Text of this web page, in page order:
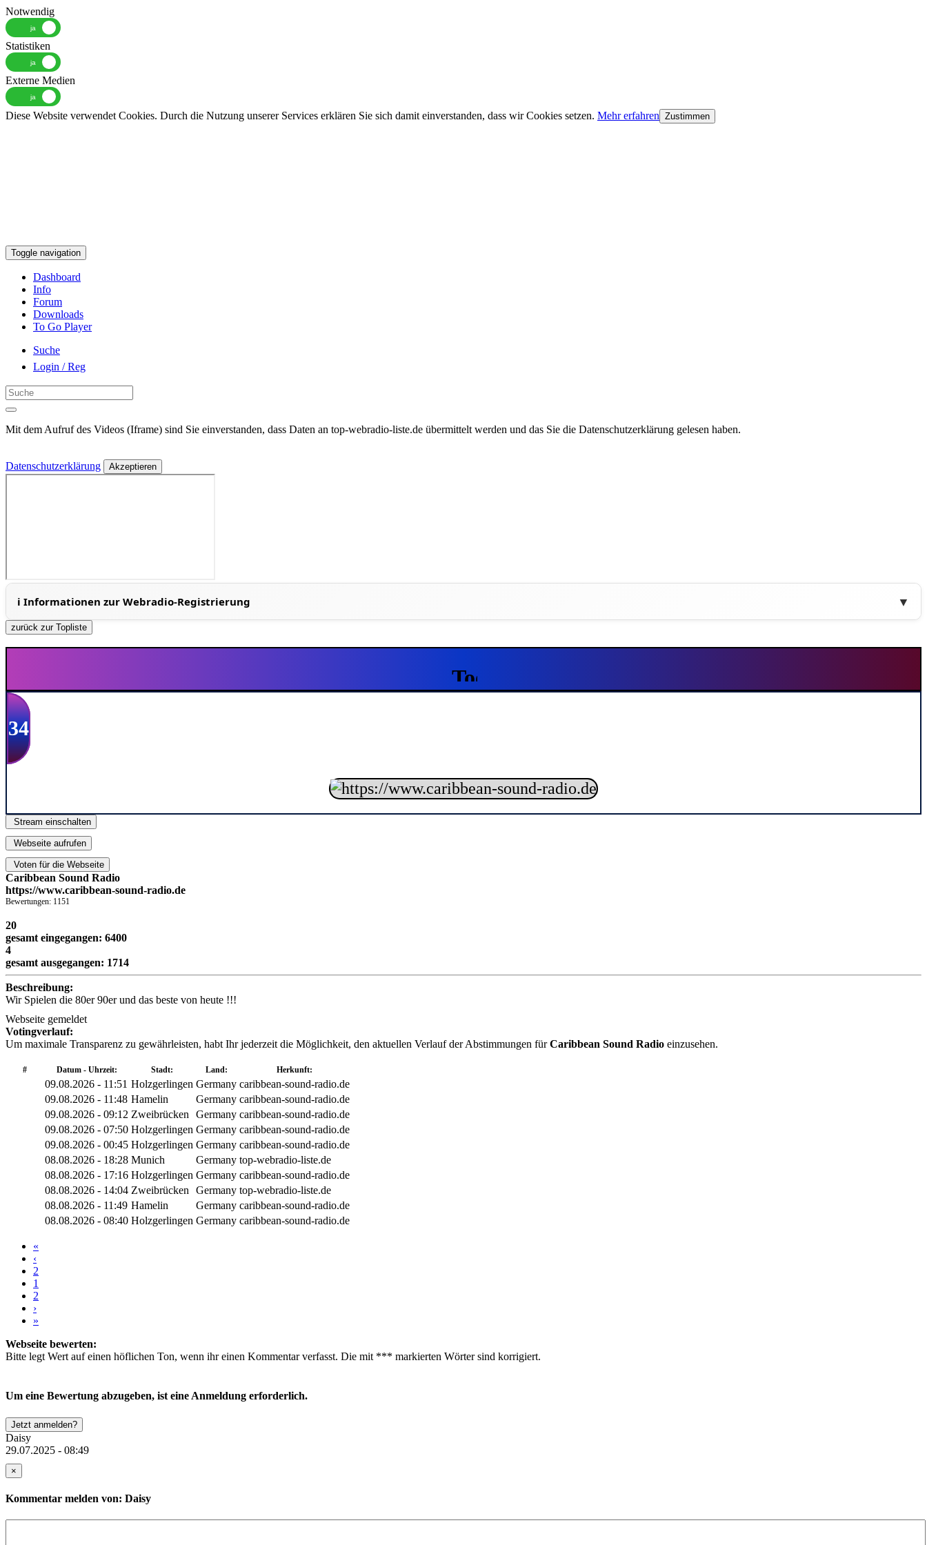
Notwendig
Statistiken
Externe Medien
Diese Website verwendet Cookies. Durch die Nutzung unserer Services erklären Sie sich damit einverstanden, dass wir Cookies setzen. Mehr erfahren Zustimmen
Toggle navigation
Dashboard
Info
Forum
Downloads
To Go Player
Suche
Login / Reg
Mit dem Aufruf des Videos (Iframe) sind Sie einverstanden, dass Daten an top-webradio-liste.de übermittelt werden und das Sie die Datenschutzerklärung gelesen haben.
Datenschutzerklärung
zurück zur Topliste
34
Stream einschalten
Webseite aufrufen
Voten für die Webseite
Caribbean Sound Radio
https://www.caribbean-sound-radio.de
Bewertungen: 1151
20
gesamt eingegangen: 6400
4
gesamt ausgegangen: 1714
Beschreibung:
Wir Spielen die 80er 90er und das beste von heute !!!
Webseite gemeldet
Votingverlauf:
Um maximale Transparenz zu gewährleisten, habt Ihr jederzeit die Möglichkeit, den aktuellen Verlauf der Abstimmungen fürCaribbean Sound Radio einzusehen.
# Datum - Uhrzeit: Stadt: Land: Herkunft:
09.08.2026 - 11:51 Holzgerlingen Germany caribbean-sound-radio.de
09.08.2026 - 11:48 Hamelin Germany caribbean-sound-radio.de
09.08.2026 - 09:12 Zweibrücken Germany caribbean-sound-radio.de
09.08.2026 - 07:50 Holzgerlingen Germany caribbean-sound-radio.de
09.08.2026 - 00:45 Holzgerlingen Germany caribbean-sound-radio.de
08.08.2026 - 18:28 Munich Germany top-webradio-liste.de
08.08.2026 - 17:16 Holzgerlingen Germany caribbean-sound-radio.de
08.08.2026 - 14:04 Zweibrücken Germany top-webradio-liste.de
08.08.2026 - 11:49 Hamelin Germany caribbean-sound-radio.de
08.08.2026 - 08:40 Holzgerlingen Germany caribbean-sound-radio.de
«
‹
2
1
2
›
»
Webseite bewerten:
Bitte legt Wert auf einen höflichen Ton, wenn ihr einen Kommentar verfasst. Die mit *** markierten Wörter sind korrigiert.
Um eine Bewertung abzugeben, ist eine Anmeldung erforderlich.
Jetzt anmelden?
Daisy
29.07.2025 - 08:49
×
Kommentar melden von: Daisy